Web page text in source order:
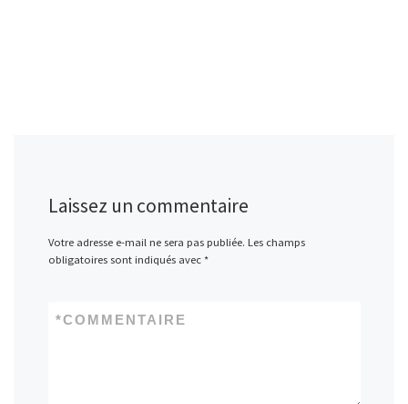
Laissez un commentaire
Votre adresse e-mail ne sera pas publiée. Les champs
obligatoires sont indiqués avec *
COMMENTAIRE
*